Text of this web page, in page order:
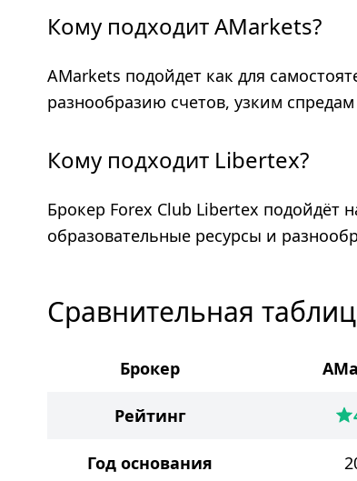
Кому подходит AMarkets?
AMarkets подойдет как для
разнообразию счетов, узким
Кому подходит Libertex?
Брокер Forex Club Libertex
образовательные ресурсы и
Сравнительная
Брокер
Рейтинг
Год основания